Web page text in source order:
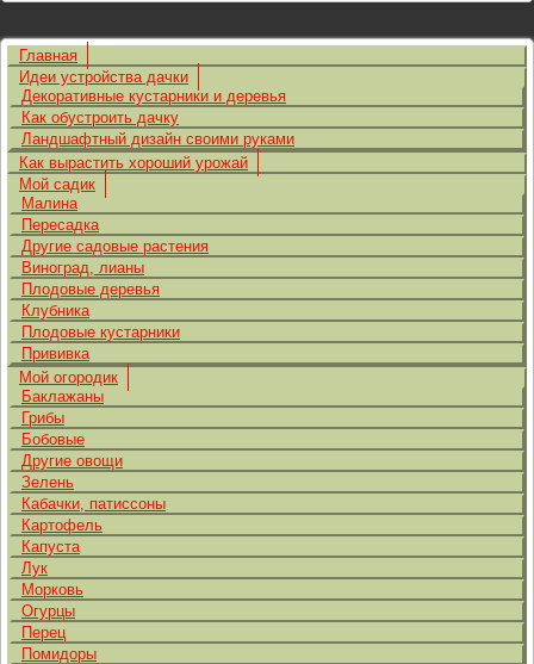
Главная
Идеи устройства дачки
Декоративные кустарники и деревья
Как обустроить дачку
Ландшафтный дизайн своими руками
Как вырастить хороший урожай
Мой садик
Малина
Пересадка
Другие садовые растения
Виноград, лианы
Плодовые деревья
Клубника
Плодовые кустарники
Прививка
Мой огородик
Баклажаны
Грибы
Бобовые
Другие овощи
Зелень
Кабачки, патиссоны
Картофель
Капуста
Лук
Морковь
Огурцы
Перец
Помидоры